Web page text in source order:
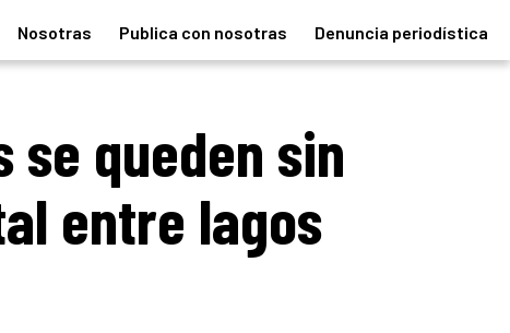
Nosotras Publica con nosotras Denuncia periodística
se queden sin
entre lagos